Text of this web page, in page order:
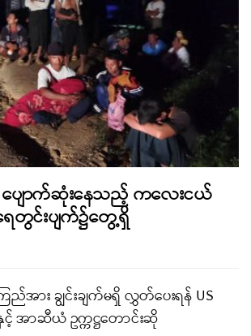
ပျောက်ဆုံးနေသည့် ကလေးငယ်
တွင်းပျက်၌တွေ့ရှိ
ည်အား ချွင်းချက်မရှိ လွှတ်ပေးရန် US
နှင့် အာဆီယံ ဥက္ကဋ္ဌတောင်းဆို